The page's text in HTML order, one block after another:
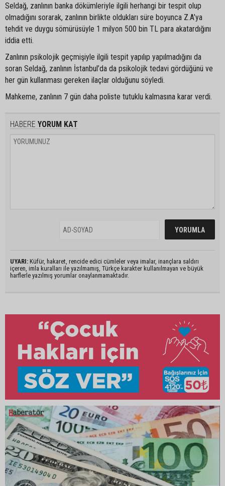
Seldağ, zanlının banka dökümleriyle ilgili herhangi bir tespit olup
olmadığını sorarak, zanlının birlikte oldukları süre boyunca Z.A’ya
tehdit ve duygu sömürüsüyle 1 milyon 500 bin TL para akatardığını
iddia etti.
Zanlının psikolojik geçmişiyle ilgili tespit yapılıp yapılmadığını da
soran Seldağ, zanlının İstanbul’da da psikolojik tedavi gördüğünü ve
her gün kullanması gereken ilaçlar olduğunu söyledi.
Mahkeme, zanlının 7 gün daha poliste tutuklu kalmasına karar verdi.
HABERE YORUM KAT
UYARI: Küfür, hakaret, rencide edici cümleler veya imalar, inançlara saldırı
içeren, imla kuralları ile yazılmamış, Türkçe karakter kullanılmayan ve büyük
harflerle yazılmış yorumlar onaylanmamaktadır.